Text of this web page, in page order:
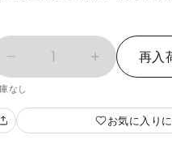
1 再入
なし
お気に入り